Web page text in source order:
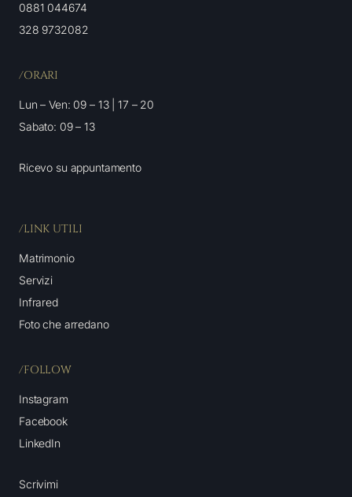
0881 044674
328 9732082
/ORARI
Lun – Ven: 09 – 13 | 17 – 20
Sabato: 09 – 13
Ricevo su appuntamento
/LINK UTILI
Matrimonio
Servizi
Infrared
Foto che arredano
/FOLLOW
Instagram
Facebook
LinkedIn
Scrivimi